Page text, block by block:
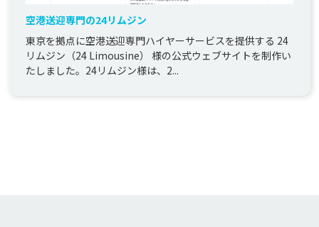
空港送迎専門の24リムジン
東京を拠点に空港送迎専門ハイヤーサービスを提供する 24
リムジン（24 Limousine） 様の公式ウェブサイトを制作い
たしました。24リムジン様は、2...